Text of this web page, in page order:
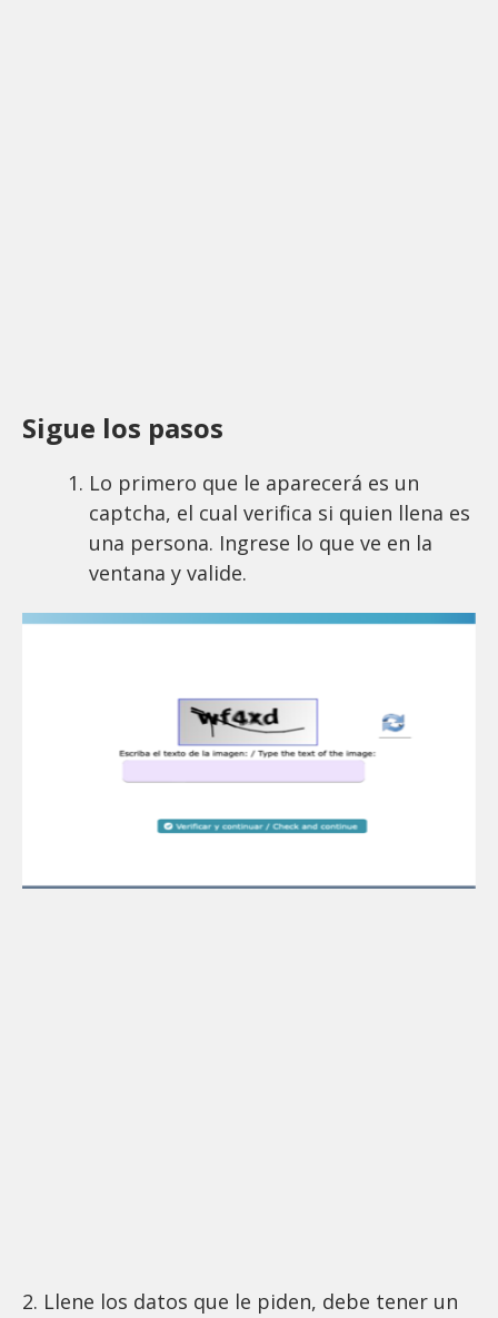
Sigue los pasos
Lo primero que le aparecerá es un
captcha, el cual verifica si quien llena es
una persona. Ingrese lo que ve en la
ventana y valide.
2. Llene los datos que le piden, debe tener un